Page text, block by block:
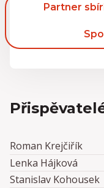
Partner
Roman Krejčiřík
Lenka Hájková
Stanislav Kohousek